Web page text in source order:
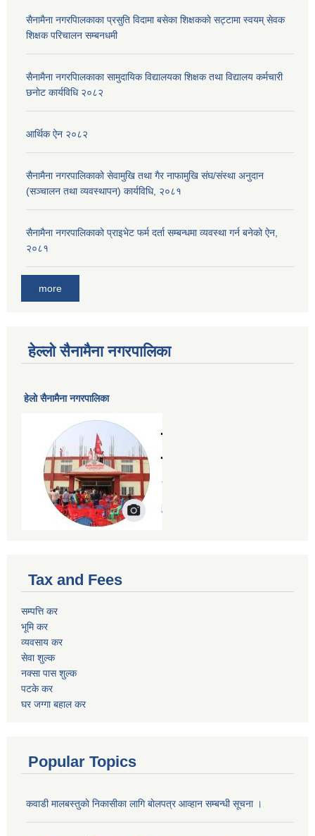
सैनामैना नगरपािलकाका प्रसुति विदामा बसेका शिक्षककाे सट्टामा स्वयम् सेवक
शिक्षक परिचालन सम्बनधमी
सैनामैना नगरपािलकाका सामुदायिक विद्यालयका शिक्षक तथा विद्यालय कर्मचारी
छनाेट कार्यविधि २०८२
आर्थिक ऐन २०८२
सैनामैना नगरपालिकाको सेवामुखि तथा गैर नाफामुखि संघ/संस्था अनुदान
(सञ्चालन तथा व्यवस्थापन) कार्यविधि, २०८१
सैनामैना नगरपालिकाको प्राइभेट फर्म दर्ता सम्बन्धमा व्यवस्था गर्न बनेको ऐन,
२०८१
more
हेल्लो सैनामैना नगरपालिका
हेलाे सैनामैना नगरपालिका
Tax and Fees
सम्पत्ति कर
भूमि कर
व्यवसाय कर
सेवा शुल्क
नक्सा पास शुल्क
पटके कर
घर जग्गा बहाल कर
Popular Topics
कवाडी मालबस्तुकाे निकासीका लागि बाेलपत्र आव्हान सम्बन्धी सूचना ।